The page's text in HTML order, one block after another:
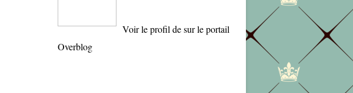
Voir le profil desur le portail
Overblog